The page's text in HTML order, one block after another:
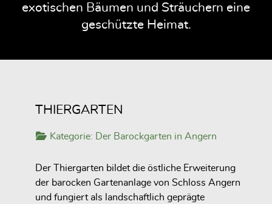
exotischen Bäumen und Sträuchern eine
geschützte Heimat.
THIERGARTEN
Kategorie: Der Barockgarten in Angern
Der Thiergarten bildet die östliche Erweiterung
der barocken Gartenanlage von Schloss Angern
und fungiert als
landschaftlich geprägte